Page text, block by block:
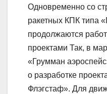
Одновременно со
ракетных КПК типа
продолжаются
проектами Так, в
«Грумман
о разработке
Флэгстаф». Для